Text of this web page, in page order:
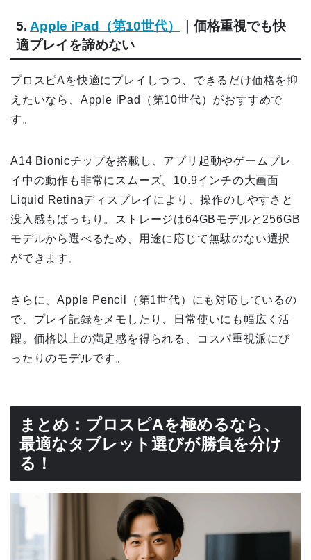
5. Apple iPad（第10世代）
｜価格重視でも快
適プレイを諦めない
プロスピAを快適にプレイしつつ、できるだけ価格を抑
えたいなら、Apple iPad（第10世代）がおすすめで
す。
A14 Bionicチップを搭載し、アプリ起動やゲームプレ
イ中の動作も非常にスムーズ。10.9インチの大画面
Liquid Retinaディスプレイにより、操作のしやすさと
没入感もばっちり。ストレージは64GBモデルと256GB
モデルから選べるため、用途に応じて無駄のない選択
ができます。
さらに、Apple Pencil（第1世代）にも対応しているの
で、プレイ記録をメモしたり、日常使いにも幅広く活
躍。価格以上の満足感を得られる、コスパ重視派にぴ
ったりのモデルです。
まとめ：プロスピAを極めるなら、
最適なタブレット選びが勝負を分け
る！